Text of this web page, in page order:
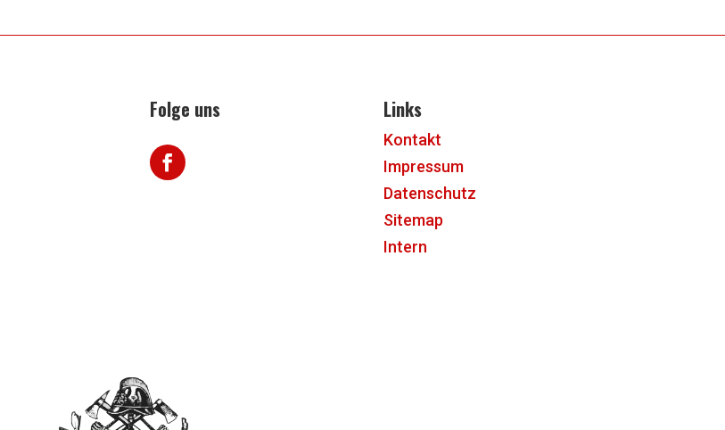
Folge uns Links
Kontakt
Impressum
Datenschutz
Sitemap
Intern